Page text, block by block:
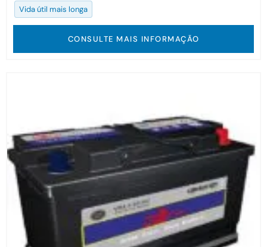
Vida útil mais longa
CONSULTE MAIS INFORMAÇÃO